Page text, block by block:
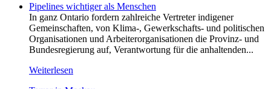
Pipelines wichtiger als Menschen
In ganz Ontario fordern zahlreiche Vertreter indigener
Gemeinschaften, von Klima-, Gewerkschafts- und politischen
Organisationen und Arbeiterorganisationen die Provinz- und
Bundesregierung auf, Verantwortung für die anhaltenden...
Weiterlesen